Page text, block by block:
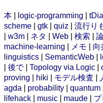
本 logic-programming
scheme
gtk quiz 流行り
w3m ネタ Web 検索
machine-learning
メモ 向
linguistics
SemanticWeb
後で| Topology via Logic
proving
hiki モデル検査
agda
probability quantum
lifehack
music maude